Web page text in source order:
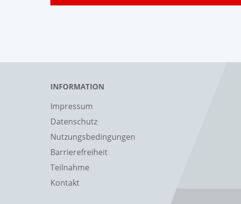
INFORMATION
Impressum
Datenschutz
Nutzungsbedingungen
Barrierefreiheit
Teilnahme
Kontakt